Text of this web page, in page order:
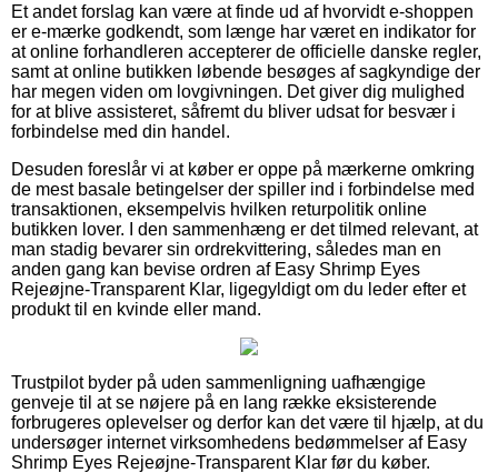
Et andet forslag kan være at finde ud af hvorvidt e-shoppen
er e-mærke godkendt, som længe har været en indikator for
at online forhandleren accepterer de officielle danske regler,
samt at online butikken løbende besøges af sagkyndige der
har megen viden om lovgivningen. Det giver dig mulighed
for at blive assisteret, såfremt du bliver udsat for besvær i
forbindelse med din handel.
Desuden foreslår vi at køber er oppe på mærkerne omkring
de mest basale betingelser der spiller ind i forbindelse med
transaktionen, eksempelvis hvilken returpolitik online
butikken lover. I den sammenhæng er det tilmed relevant, at
man stadig bevarer sin ordrekvittering, således man en
anden gang kan bevise ordren af Easy Shrimp Eyes
Rejeøjne-Transparent Klar, ligegyldigt om du leder efter et
produkt til en kvinde eller mand.
Trustpilot byder på uden sammenligning uafhængige
genveje til at se nøjere på en lang række eksisterende
forbrugeres oplevelser og derfor kan det være til hjælp, at du
undersøger internet virksomhedens bedømmelser af Easy
Shrimp Eyes Rejeøjne-Transparent Klar før du køber.